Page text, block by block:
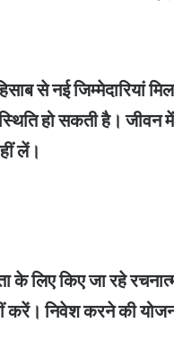
से नई जिम्मेदारियां
हो सकती है। जीवन
लें।
लिए किए जा रहे
करें। निवेश करने की